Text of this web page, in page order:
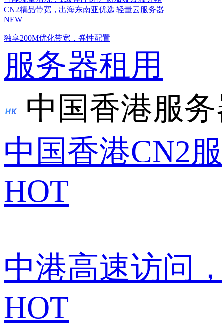
CN2精品带宽，出海东南亚优选 轻量云服务器
NEW
独享200M优化带宽，弹性配置
服务器租用
中国香港服
中国香港CN2
HOT
中港高速访问
HOT